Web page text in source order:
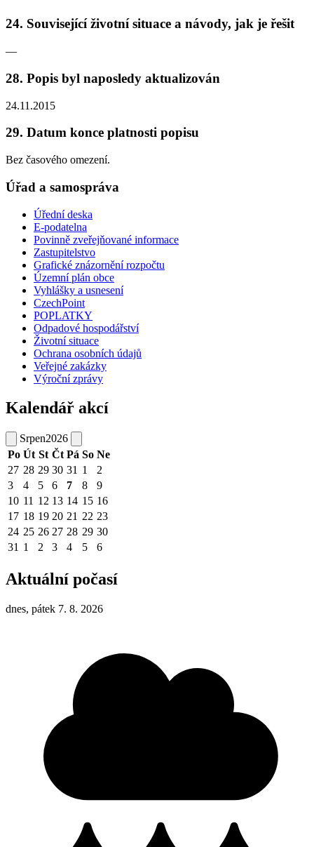
24. Související životní situace a návody, jak je řešit
—
28. Popis byl naposledy aktualizován
24.11.2015
29. Datum konce platnosti popisu
Bez časového omezení.
Úřad a samospráva
Úřední deska
E-podatelna
Povinně zveřejňované informace
Zastupitelstvo
Grafické znázornění rozpočtu
Územní plán obce
Vyhlášky a usnesení
CzechPoint
POPLATKY
Odpadové hospodářství
Životní situace
Ochrana osobních údajů
Veřejné zakázky
Výroční zprávy
Kalendář akcí
Srpen2026
Po Út St Čt Pá So Ne
27 28 29 30 31 1
2
3
4 5 6 7 8
9
10 11 12 13 14 15 16
17 18 19 20 21 22 23
24 25 26 27 28 29 30
31 1 2 3 4 5 6
Aktuální počasí
dnes, pátek 7. 8. 2026